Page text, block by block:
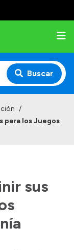
Buscar
/
para los Juegos
sus